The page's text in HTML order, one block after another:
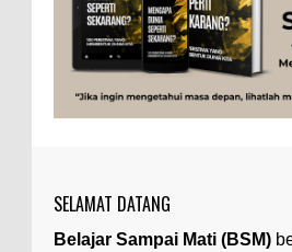
untuk dua catatan saya
dan Impian Tolol Kaya Mendadak dan
Apa yang Disebut
Apa yang Disebut
Ilustrasi/utakatikotak.com
SELAMAT DATANG
Belajar Sampai Mati (BSM)